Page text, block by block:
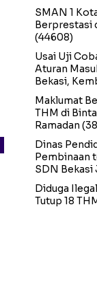
SMAN 1
Berprestasi
(44608)
Usai Uji
Aturan
Bekasi,
Maklumat
THM di
Ramadan
Dinas
Pembinaan
SDN Bekasi
Diduga
Tutup 18